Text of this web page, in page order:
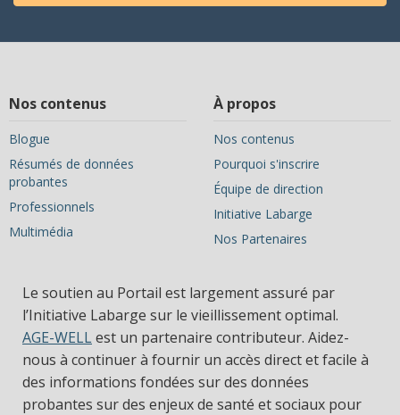
Nos contenus
Blogue
Résumés de données
probantes
Professionnels
Multimédia
À propos
Nos contenus
Pourquoi s'inscrire
Équipe de direction
Initiative Labarge
Nos Partenaires
Le soutien au Portail est largement assuré par
l’Initiative Labarge sur le vieillissement optimal.
AGE-WELLest un partenaire contributeur. Aidez-
nous à continuer à fournir un accès direct et facile à
des informations fondées sur des données
probantes sur des enjeux de santé et sociaux pour